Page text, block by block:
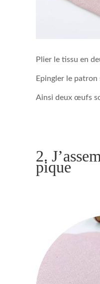
Plier le tissu en
Epingler le
Ainsi deux œufs
2.
pique